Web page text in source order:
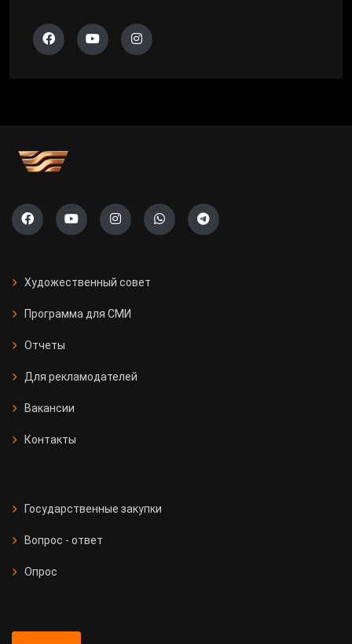
Художественный совет
Программа для СМИ
Отчеты
Для рекламодателей
Вакансии
Контакты
Государственные закупки
Вопрос - ответ
Опрос